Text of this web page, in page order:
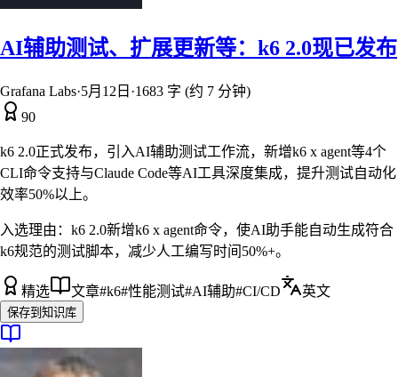
AI辅助测试、扩展更新等：k6 2.0现已发布
Grafana Labs·5月12日 ·1683 字 (约 7 分钟)
90
k6 2.0正式发布，引入AI辅助测试工作流，新增k6 x agent等4个
CLI命令支持与Claude Code等AI工具深度集成，提升测试自动化
效率50%以上。
入选理由： k6 2.0新增k6 x agent命令，使AI助手能自动生成符合
k6规范的测试脚本，减少人工编写时间50%+。
精选 文章#k6#性能测试#AI辅助#CI/CD 英文
保存到知识库